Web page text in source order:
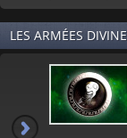
LES ARMÉES